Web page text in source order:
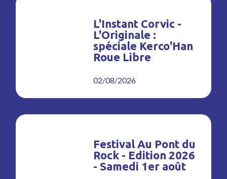
L'Instant Corvic -
L'Originale :
spéciale Kerco'Han
Roue Libre
02/08/2026
Festival Au Pont du
Rock - Edition 2026
- Samedi 1er août